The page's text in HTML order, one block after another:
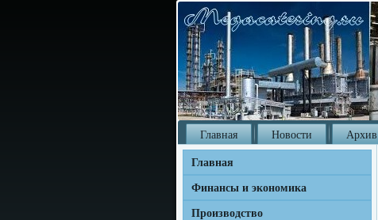
Главная Новости
Главная
Финансы и экономика
Производство